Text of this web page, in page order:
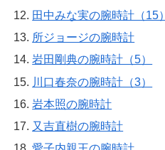
田中みな実の腕時計（15）
所ジョージの腕時計
岩田剛典の腕時計（5）
川口春奈の腕時計（3）
岩本照の腕時計
又吉直樹の腕時計